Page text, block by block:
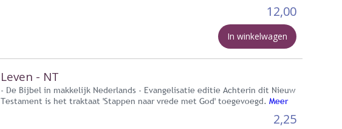
12,00
In winkelwagen
Leven - NT
- De Bijbel in makkelijk Nederlands - Evangelisatie editie Achterin dit Nieuw
Testament is het traktaat 'Stappen naar vrede met God' toegevoegd. Meer
2,25